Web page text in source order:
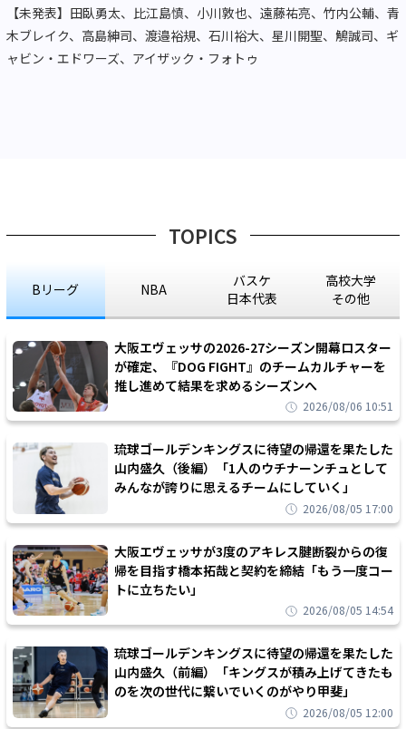
【未発表】田臥勇太、比江島慎、小川敦也、遠藤祐亮、竹内公輔、青
木ブレイク、高島紳司、渡邉裕規、石川裕大、星川開聖、鵤誠司、ギ
ャビン・エドワーズ、アイザック・フォトゥ
TOPICS
Bリーグ NBA
バスケ
日本代表
高校大学
その他
大阪エヴェッサの2026-27シーズン開幕ロスター
が確定、『DOG FIGHT』のチームカルチャーを
推し進めて結果を求めるシーズンへ
2026/08/06 10:51
琉球ゴールデンキングスに待望の帰還を果たした
山内盛久（後編）「1人のウチナーンチュとして
みんなが誇りに思えるチームにしていく」
2026/08/05 17:00
大阪エヴェッサが3度のアキレス腱断裂からの復
帰を目指す橋本拓哉と契約を締結「もう一度コー
トに立ちたい」
2026/08/05 14:54
琉球ゴールデンキングスに待望の帰還を果たした
山内盛久（前編）「キングスが積み上げてきたも
のを次の世代に繋いでいくのがやり甲斐」
2026/08/05 12:00